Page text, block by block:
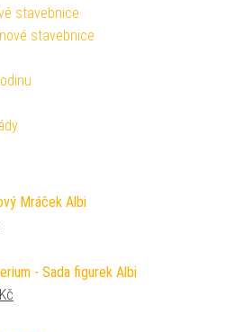
stavebnice
stavebnice
Mráček Albi
cena byla: 79 Kč.
- Sada figurek Albi
cena byla: 499 Kč.
Kč